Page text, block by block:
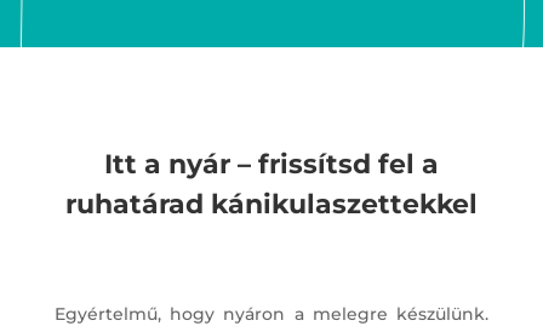
Itt a nyár – frissítsd fel a
ruhatárad kánikulaszettekkel
Egyértelmű, hogy nyáron a melegre készülünk.